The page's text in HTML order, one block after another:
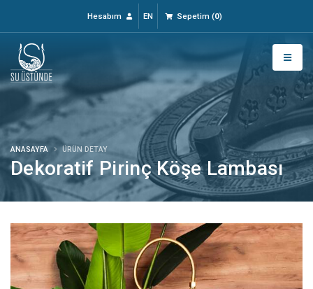
Hesabım EN Sepetim (0)
Dekoratif Pirinç Köşe Lambası
ANASAYFA ÜRÜN DETAY